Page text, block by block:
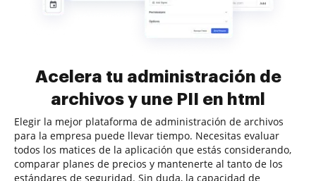
Acelera tu administración de
archivos y une PII en html
Elegir la mejor plataforma de administración de archivos
para la empresa puede llevar tiempo. Necesitas evaluar
todos los matices de la aplicación que estás considerando,
comparar planes de precios y mantenerte al tanto de los
estándares de seguridad. Sin duda, la capacidad de